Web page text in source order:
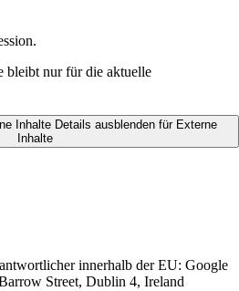
bleibt nur für die aktuelle
Inhalte Details ausblendenfür Externe
Inhalte
innerhalb der EU: Google
Street, Dublin 4, Ireland